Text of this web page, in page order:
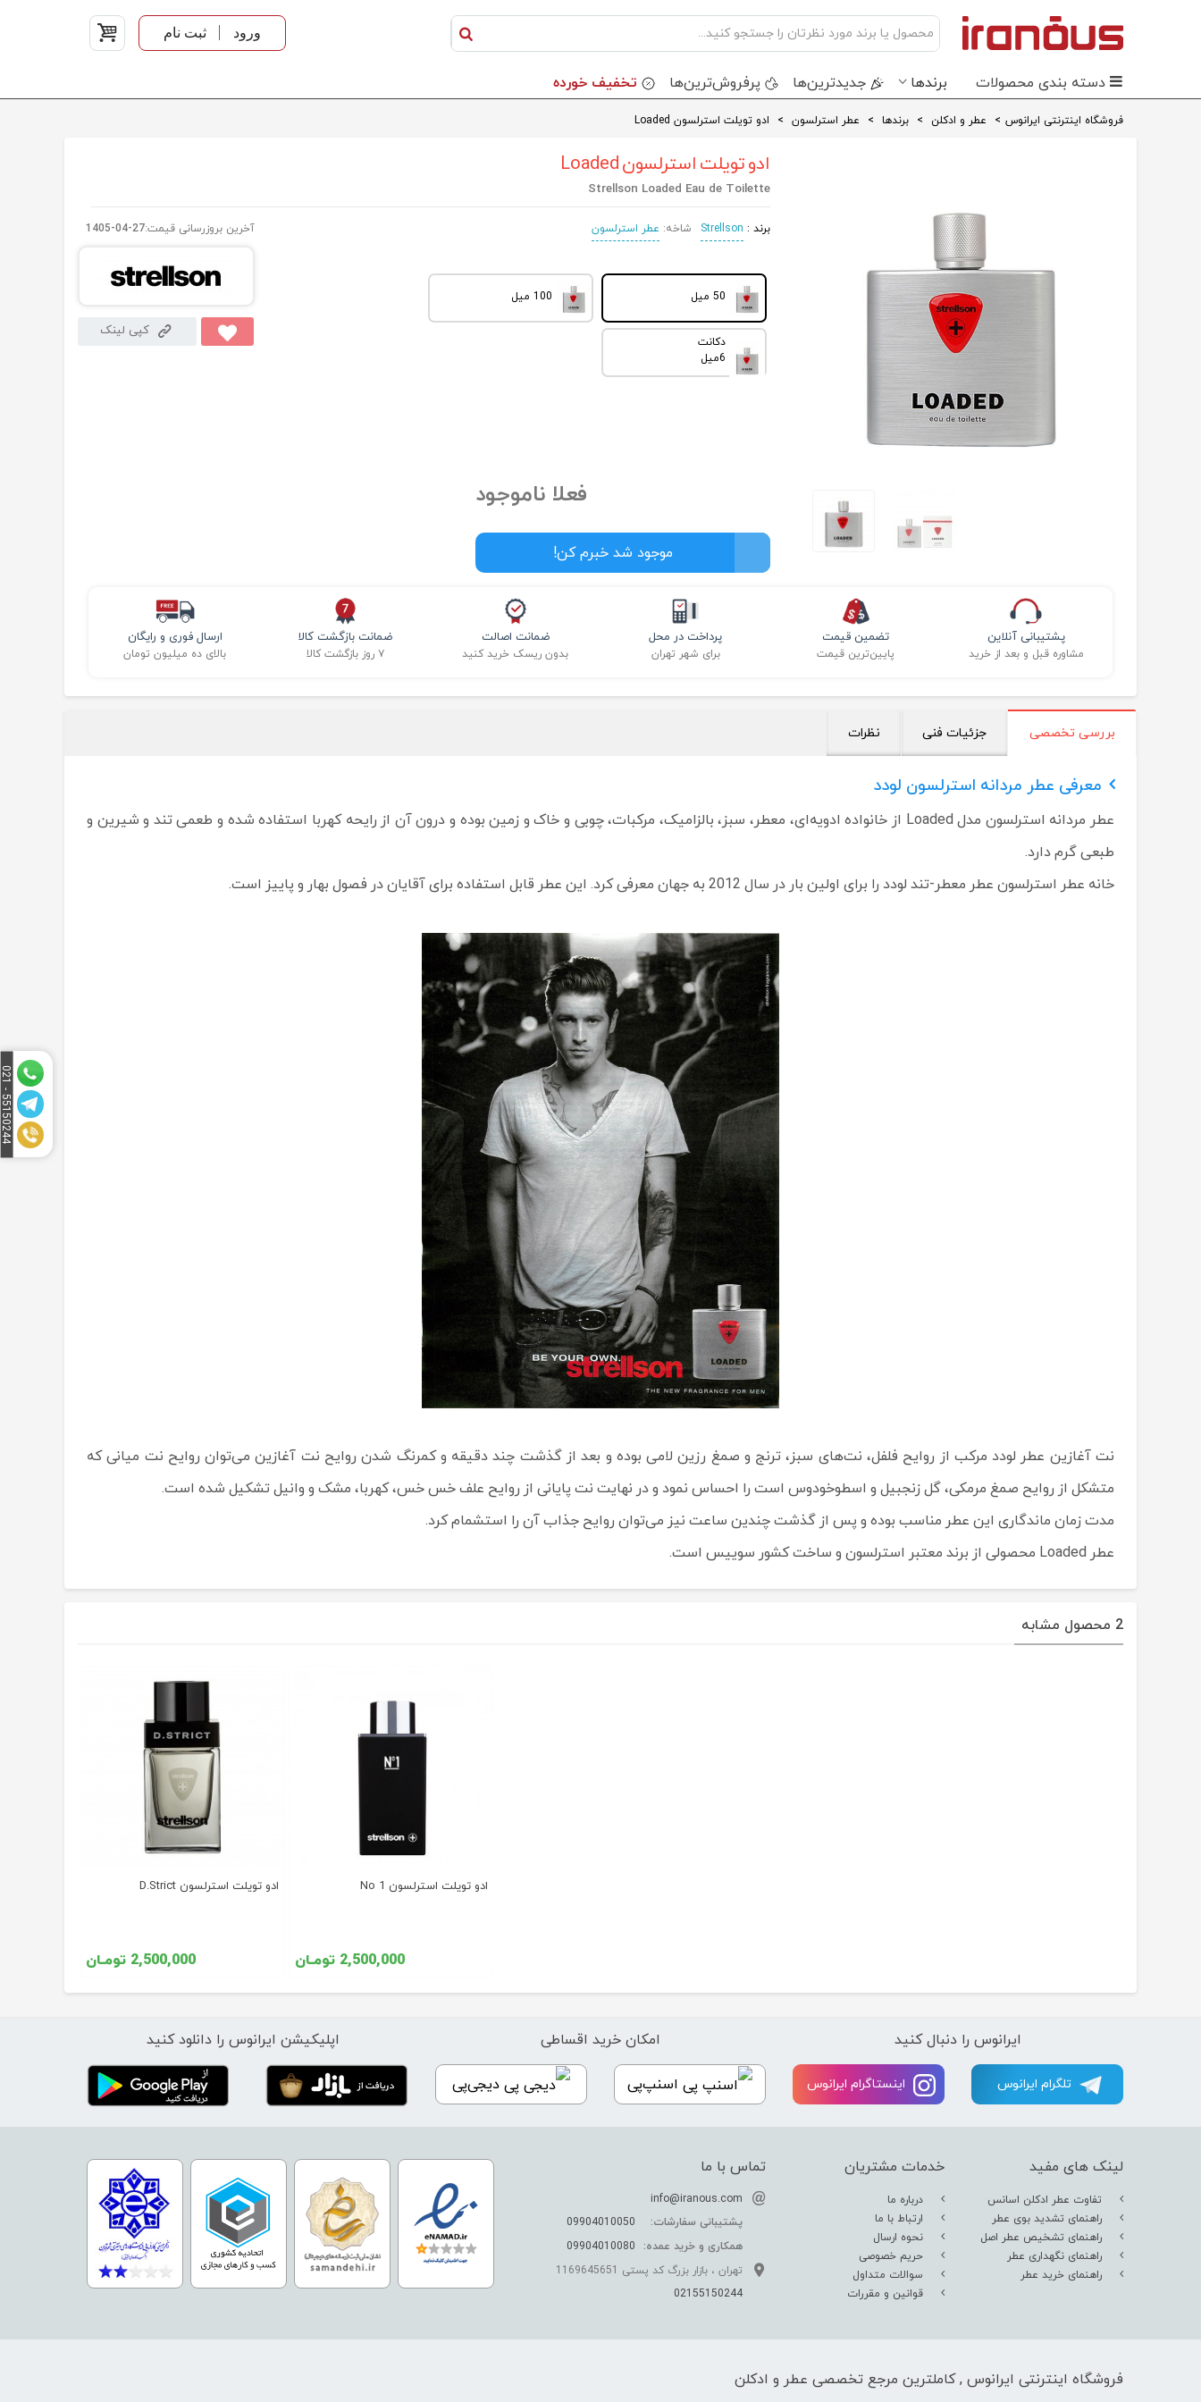
ورود ثبت نام
دسته بندی محصولات برندها جدید‌ترین‌ها پرفروش‌ترین‌ها تخفیف خورده
فروشگاه اینترنتی ایرانوس > عطر و ادکلن > برندها > عطر استرلسون > ادو تویلت استرلسون Loaded
ادو تویلت استرلسون Loaded
Strellson Loaded Eau de Toilette
برند : Strellson شاخه: عطر استرلسون
50 میل 100 میل
دکانت
6میل
فعلا ناموجود
موجود شد خبرم کن!
آخرین بروزرسانی قیمت:1405-04-27
کپی لینک
ارسال فوری و رایگان
بالای ده میلیون تومان
ضمانت بازگشت کالا
۷ روز بازگشت کالا
ضمانت اصالت
بدون ریسک خرید کنید
پرداخت در محل
برای شهر تهران
تضمین قیمت
پایین‌ترین قیمت
پشتیبانی آنلاین
مشاوره قبل و بعد از خرید
بررسی تخصصی جزئیات فنی نظرات
معرفی عطر مردانه استرلسون لودد
عطر مردانه استرلسون مدل Loaded از خانواده ادویه‌ای، معطر، سبز، بالزامیک، مرکبات، چوبی و خاک و زمین بوده و درون آن از رایحه کهربا استفاده شده و طعمی تند و شیرین و
طبعی گرم دارد.
خانه عطر استرلسون عطر معطر-تند لودد را برای اولین بار در سال 2012 به جهان معرفی کرد. این عطر قابل استفاده برای آقایان در فصول بهار و پاییز است.
نت آغازین عطر لودد مرکب از روایح فلفل، نت‌های سبز، ترنج و صمغ رزین لامی بوده و بعد از گذشت چند دقیقه و کمرنگ شدن روایح نت آغازین می‌توان روایح نت میانی که
متشکل از روایح صمغ مرمکی، گل زنجبیل و اسطوخودوس است را احساس نمود و در نهایت نت پایانی از روایح علف خس خس، کهربا، مشک و وانیل تشکیل شده است.
مدت زمان ماندگاری این عطر مناسب بوده و پس از گذشت چندین ساعت نیز می‌توان روایح جذاب آن را استشمام کرد.
عطر Loaded محصولی از برند معتبر استرلسون و ساخت کشور سوییس است.
2 محصول مشابه
ادو تویلت استرلسون D.Strict
2,500,000 تومـان
ادو تویلت استرلسون No 1
2,500,000 تومـان
ایرانوس را دنبال کنید
تلگرام ایرانوس اینستاگرام ایرانوس
امکان خرید اقساطی
اسنپ‌پی دیجی‌پی
اپلیکیشن ایرانوس را دانلود کنید
لینک های مفید
تفاوت عطر ادکلن اسانس
راهنمای تشدید بوی عطر
راهنمای تشخیص عطر اصل
راهنمای نگهداری عطر
راهنمای خرید عطر
خدمات مشتریان
درباره ما
ارتباط با ما
نحوه ارسال
حریم خصوصی
سوالات متداول
قوانین و مقررات
تماس با ما
info@iranous.com
پشتیبانی سفارشات:
09904010050
همکاری و خرید عمده:
09904010080
تهران ، بازار بزرگ کد پستی 1169645651
02155150244
فروشگاه اینترنتی ایرانوس , کاملترین مرجع تخصصی عطر و ادکلن